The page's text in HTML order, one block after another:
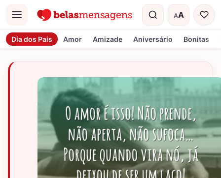
Menu AA
Tamanho do
Dia dos Pais Amor Amizade Aniversário Bonitas